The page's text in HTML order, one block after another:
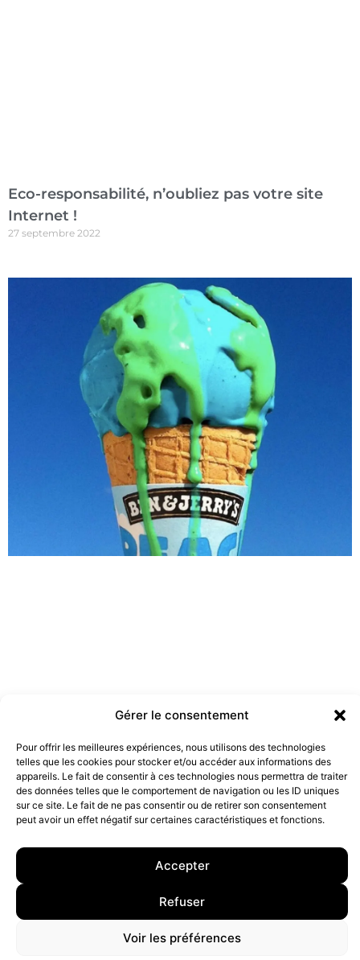
Gérer le consentement
Pour offrir les meilleures expériences, nous utilisons des technologies
telles que les cookies pour stocker et/ou accéder aux informations des
appareils. Le fait de consentir à ces technologies nous permettra de traiter
des données telles que le comportement de navigation ou les ID uniques
sur ce site. Le fait de ne pas consentir ou de retirer son consentement
peut avoir un effet négatif sur certaines caractéristiques et fonctions.
Accepter
Refuser
Voir les préférences
Eco-responsabilité, n’oubliez pas votre site
Internet !
27 septembre 2022
Les marques doivent-elles être engagées ?
19 juillet 2022
10 rue Charlot, 75003 Paris. Contact : +33(0)6 63 07 98 26 ou